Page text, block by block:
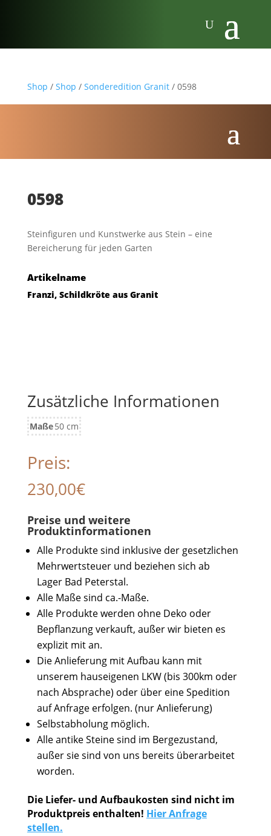
Shop / Shop / Sonderedition Granit/ 0598
0598
Steinfiguren und Kunstwerke aus Stein – eine
Bereicherung für jeden Garten
Artikelname
Franzi, Schildkröte aus Granit
Zusätzliche Informationen
Maße50 cm
Preis:
230,00€
Preise und weitere
Produktinformationen
Alle Produkte sind inklusive der gesetzlichen
Mehrwertsteuer und beziehen sich ab
Lager Bad Peterstal.
Alle Maße sind ca.-Maße.
Alle Produkte werden ohne Deko oder
Bepflanzung verkauft, außer wir bieten es
explizit mit an.
Die Anlieferung mit Aufbau kann mit
unserem hauseigenen LKW (bis 300km oder
nach Absprache) oder über eine Spedition
auf Anfrage erfolgen. (nur Anlieferung)
Selbstabholung möglich.
Alle antike Steine sind im Bergezustand,
außer sie sind von uns bereits überarbeitet
worden.
Die Liefer- und Aufbaukosten sind nicht im
Produktpreis enthalten! Hier Anfrage
stellen.